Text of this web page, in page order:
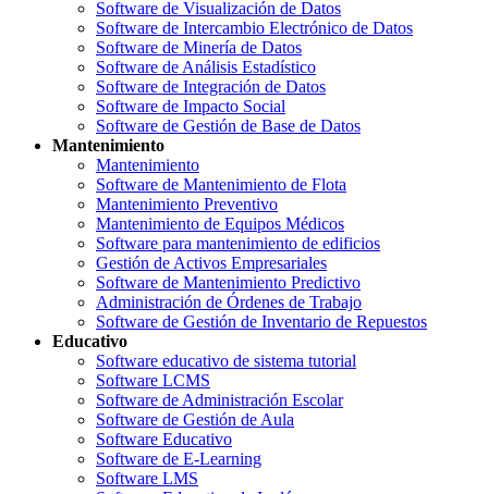
Software de Visualización de Datos
Software de Intercambio Electrónico de Datos
Software de Minería de Datos
Software de Análisis Estadístico
Software de Integración de Datos
Software de Impacto Social
Software de Gestión de Base de Datos
Mantenimiento
Mantenimiento
Software de Mantenimiento de Flota
Mantenimiento Preventivo
Mantenimiento de Equipos Médicos
Software para mantenimiento de edificios
Gestión de Activos Empresariales
Software de Mantenimiento Predictivo
Administración de Órdenes de Trabajo
Software de Gestión de Inventario de Repuestos
Educativo
Software educativo de sistema tutorial
Software LCMS
Software de Administración Escolar
Software de Gestión de Aula
Software Educativo
Software de E-Learning
Software LMS